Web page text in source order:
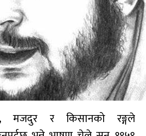
मजदुर र किसानको रङ्गले